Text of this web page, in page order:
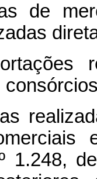
de
1.248,